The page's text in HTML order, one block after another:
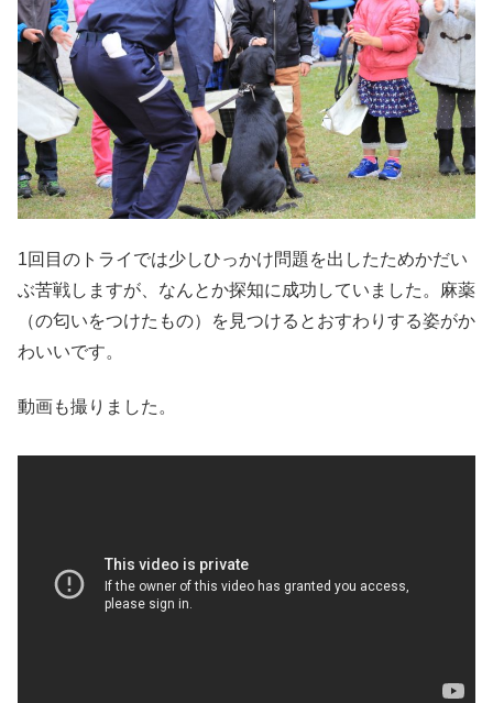
1回目のトライでは少しひっかけ問題を出したためかだい
ぶ苦戦しますが、なんとか探知に成功していました。麻薬
（の匂いをつけたもの）を見つけるとおすわりする姿がか
わいいです。
動画も撮りました。